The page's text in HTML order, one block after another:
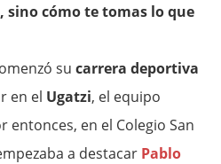
sino cómo te tomas lo que
sucarrera deportiva
en el Ugatzi, el equipo
entonces, en el Colegio San
a destacar Pablo